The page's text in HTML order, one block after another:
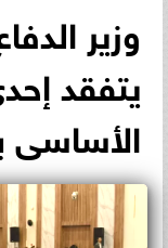
وزير
يتفقد
الأساسى